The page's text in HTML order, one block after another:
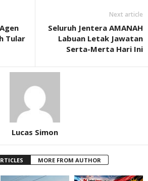
Tular
Next article
Seluruh Jentera AMANAH
Labuan Letak Jawatan
Serta-Merta Hari Ini
Lucas Simon
MORE FROM AUTHOR